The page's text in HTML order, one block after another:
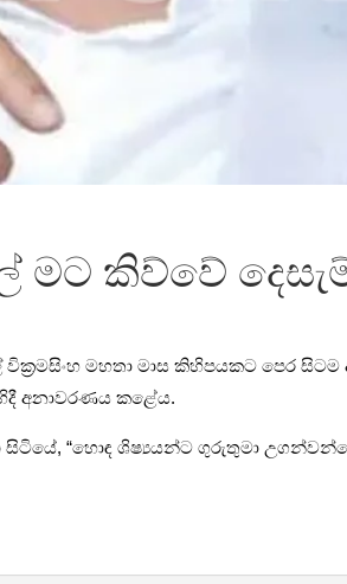
මට කිව්වේ
මහතා මාස කිහිපයකට පෙර
අනාවරණය කළේය.
සිටියේ, “හොඳ ශිෂ්‍යයන්ට ගුරුතුමා